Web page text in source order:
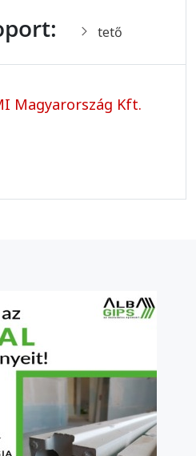
tető
Magyarország Kft.